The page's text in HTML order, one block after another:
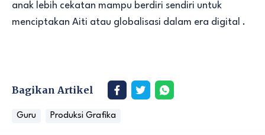
anak lebih cekatan mampu berdiri sendiri untuk
menciptakan Aiti atau globalisasi dalam era digital .
Bagikan Artikel
Guru Produksi Grafika